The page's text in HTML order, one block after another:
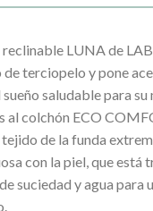
LUNA de
de terciopelo y pone
saludable para su
al colchón ECO
de la funda
con la piel, que está
suciedad y agua para